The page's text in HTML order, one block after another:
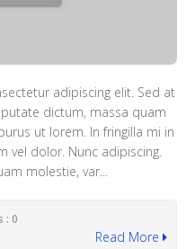
adipiscing elit. Sed at
dictum, massa quam
ut lorem. In fringilla mi in
vel dolor. Nunc adipiscing.
molestie, var...
: 0
Read More